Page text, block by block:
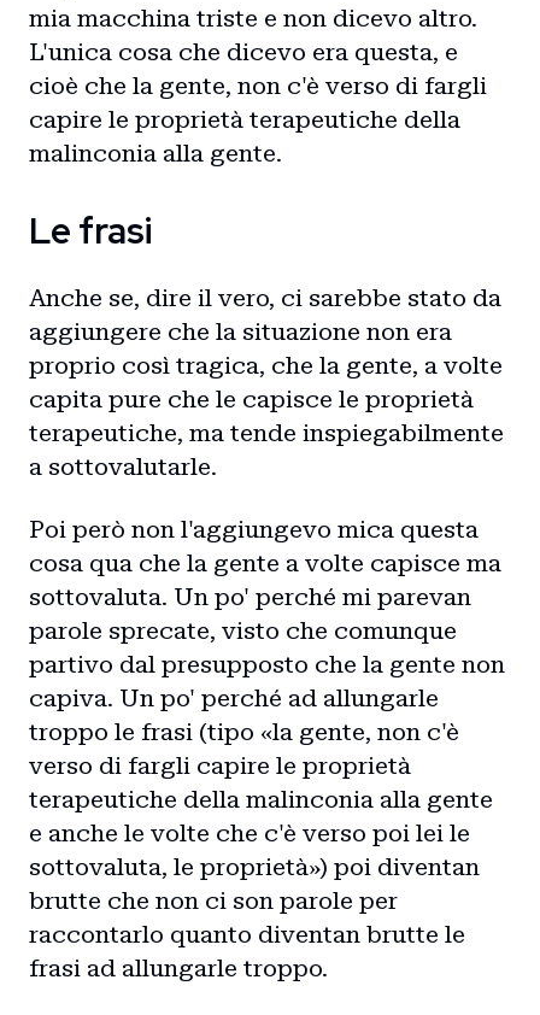
mia macchina triste e non dicevo altro.
L'unica cosa che dicevo era questa, e
cioè che la gente, non c'è verso di fargli
capire le proprietà terapeutiche della
malinconia alla gente.
Le frasi
Anche se, dire il vero, ci sarebbe stato da
aggiungere che la situazione non era
proprio così tragica, che la gente, a volte
capita pure che le capisce le proprietà
terapeutiche, ma tende inspiegabilmente
a sottovalutarle.
Poi però non l'aggiungevo mica questa
cosa qua che la gente a volte capisce ma
sottovaluta. Un po' perché mi parevan
parole sprecate, visto che comunque
partivo dal presupposto che la gente non
capiva. Un po' perché ad allungarle
troppo le frasi (tipo «la gente, non c'è
verso di fargli capire le proprietà
terapeutiche della malinconia alla gente
e anche le volte che c'è verso poi lei le
sottovaluta, le proprietà») poi diventan
brutte che non ci son parole per
raccontarlo quanto diventan brutte le
frasi ad allungarle troppo.